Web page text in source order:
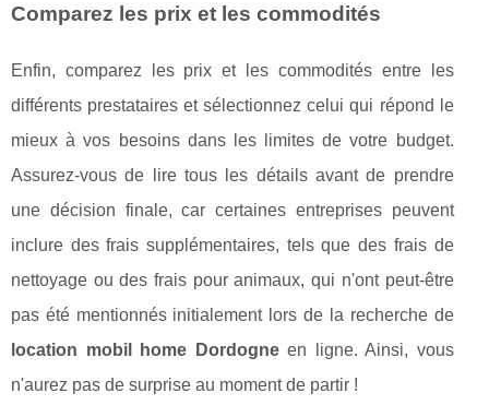
Comparez les prix et les commodités
Enfin, comparez les prix et les commodités entre les
différents prestataires et sélectionnez celui qui répond le
mieux à vos besoins dans les limites de votre budget.
Assurez-vous de lire tous les détails avant de prendre
une décision finale, car certaines entreprises peuvent
inclure des frais supplémentaires, tels que des frais de
nettoyage ou des frais pour animaux, qui n'ont peut-être
pas été mentionnés initialement lors de la recherche de
location mobil home Dordogneen ligne. Ainsi, vous
n'aurez pas de surprise au moment de partir !